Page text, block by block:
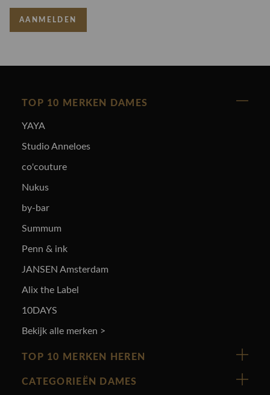
AANMELDEN
TOP 10 MERKEN DAMES
YAYA
Studio Anneloes
co'couture
Nukus
by-bar
Summum
Penn & ink
JANSEN Amsterdam
Alix the Label
10DAYS
Bekijk alle merken >
TOP 10 MERKEN HEREN
Vanguard
CATEGORIEËN DAMES